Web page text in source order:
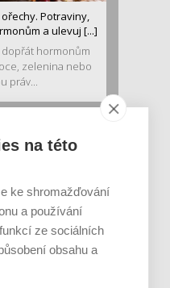
Potraviny,
a ulevuj [...]
hormonům
zelenina nebo
práv...
nejčastějš [...]
na této
ke shromažďování
a používání
ze sociálních
obsahu a